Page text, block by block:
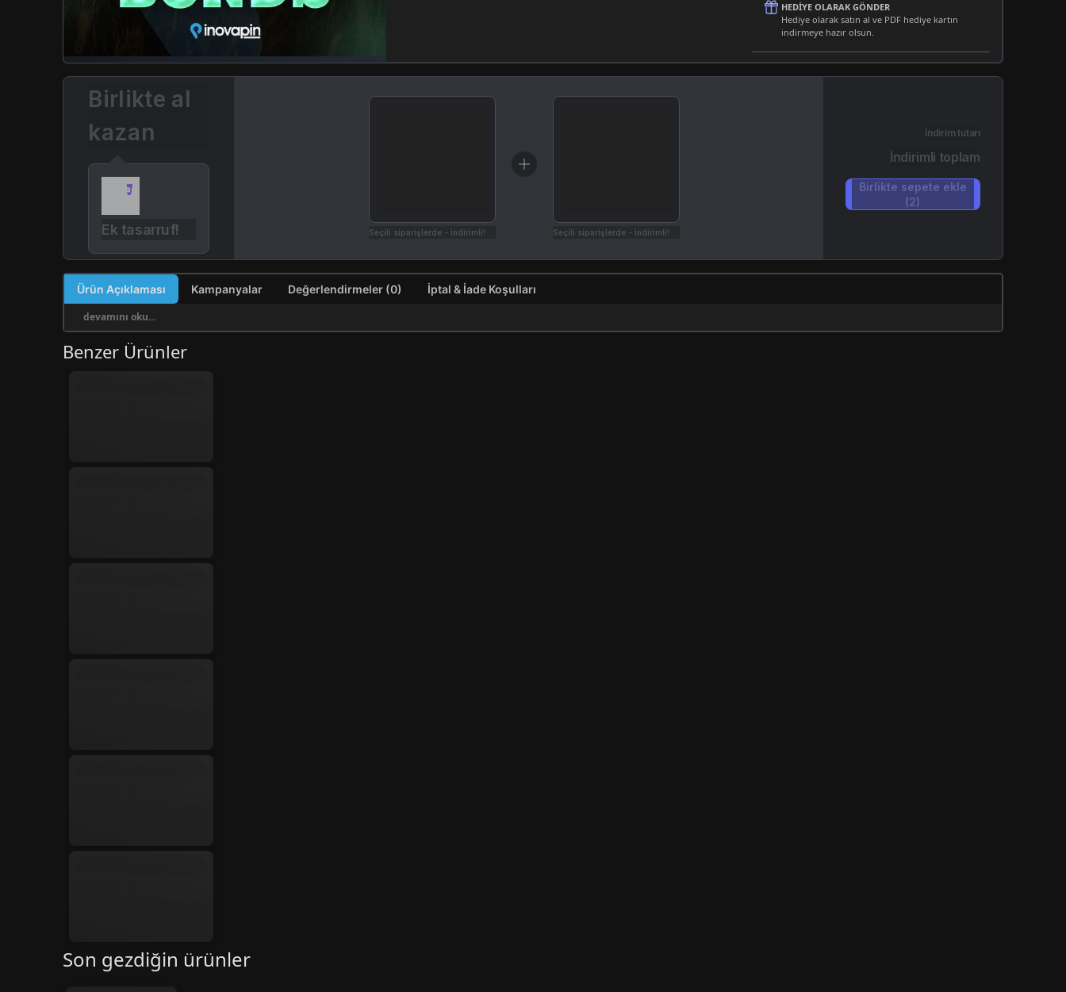
HEDIYE OLARAK GÖNDER
Hediye olarak satın al ve PDF hediye kartın
indirmeye hazır olsun.
Birlikte al
kazan
Ek tasarruf! Seçili siparişlerde - İndirimli! Seçili siparişlerde - İndirimli!
İndirim tutarı
İndirimli toplam
Birlikte sepete ekle
(2)
Ürün Açıklaması Kampanyalar Değerlendirmeler (0) İptal & İade Koşulları
devamını oku...
Benzer Ürünler
Son gezdiğin ürünler